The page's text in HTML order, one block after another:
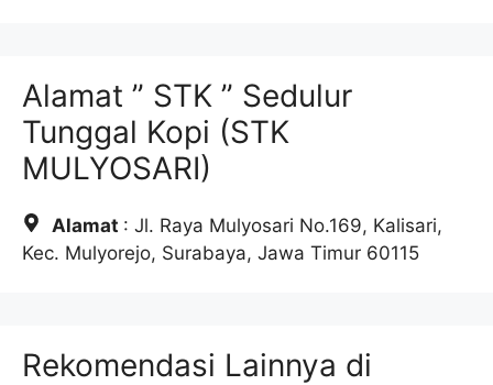
Alamat ” STK ” Sedulur
Tunggal Kopi (STK
MULYOSARI)
Alamat : Jl. Raya Mulyosari No.169, Kalisari,
Kec. Mulyorejo, Surabaya, Jawa Timur 60115
Rekomendasi Lainnya di